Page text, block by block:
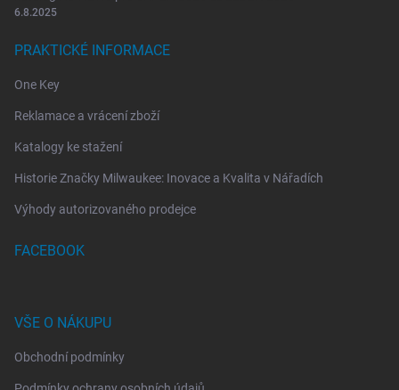
6.8.2025
PRAKTICKÉ INFORMACE
One Key
Reklamace a vrácení zboží
Katalogy ke stažení
Historie Značky Milwaukee: Inovace a Kvalita v Nářadích
Výhody autorizovaného prodejce
FACEBOOK
VŠE O NÁKUPU
Obchodní podmínky